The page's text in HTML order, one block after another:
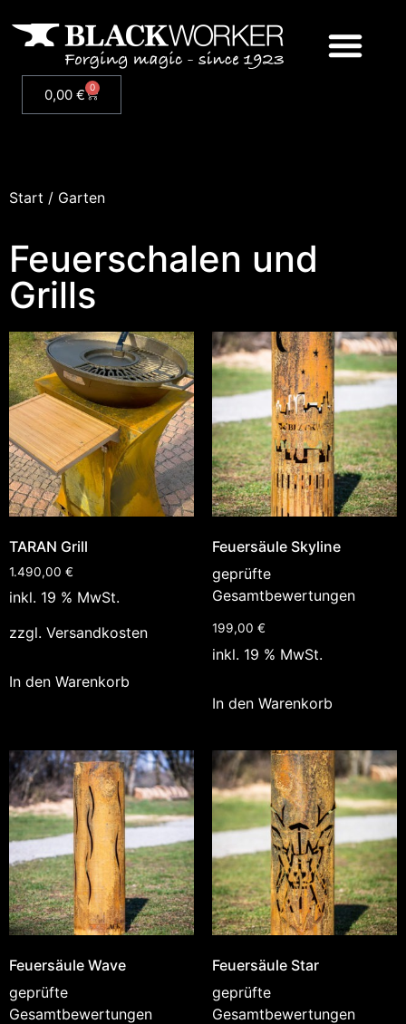
0,00€ 0
Start / Garten
Feuerschalen und
Grills
TARAN Grill
1.490,00 €
inkl. 19 % MwSt.
zzgl. Versandkosten
In den Warenkorb
Feuersäule Skyline
geprüfte
Gesamtbewertungen
199,00 €
inkl. 19 % MwSt.
In den Warenkorb
Feuersäule Wave
geprüfte
Gesamtbewertungen
Feuersäule Star
geprüfte
Gesamtbewertungen